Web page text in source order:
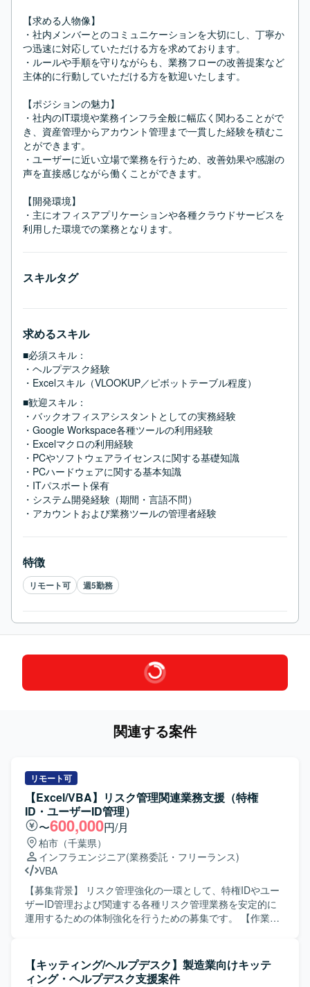
【求める人物像】
・社内メンバーとのコミュニケーションを大切にし、丁寧か
つ迅速に対応していただける方を求めております。
・ルールや手順を守りながらも、業務フローの改善提案など
主体的に行動していただける方を歓迎いたします。
【ポジションの魅力】
・社内のIT環境や業務インフラ全般に幅広く関わることがで
き、資産管理からアカウント管理まで一貫した経験を積むこ
とができます。
・ユーザーに近い立場で業務を行うため、改善効果や感謝の
声を直接感じながら働くことができます。
【開発環境】
・主にオフィスアプリケーションや各種クラウドサービスを
利用した環境での業務となります。
スキルタグ
求めるスキル
■必須スキル：
・ヘルプデスク経験
・Excelスキル（VLOOKUP／ピボットテーブル程度）
■歓迎スキル：
・バックオフィスアシスタントとしての実務経験
・Google Workspace各種ツールの利用経験
・Excelマクロの利用経験
・PCやソフトウェアライセンスに関する基礎知識
・PCハードウェアに関する基本知識
・ITパスポート保有
・システム開発経験（期間・言語不問）
・アカウントおよび業務ツールの管理者経験
特徴
リモート可 週5勤務
関連する案件
リモート可
【Excel/VBA】リスク管理関連業務支援（特権
ID・ユーザーID管理）
〜600,000円/月
柏市（千葉県）
インフラエンジニア(業務委託・フリーランス)
VBA
【募集背景】 リスク管理強化の一環として、特権IDやユー
ザーID管理および関連する各種リスク管理業務を安定的に
運用するための体制強化を行うための募集です。 【作業内
す。 ・NotesDBで管理されているグループID情報に対し
て、夜間バッチによるID更新作業を実施いたします。 ・サ
【キッティング/ヘルプデスク】製造業向けキッテ
ィング・ヘルプデスク支援案件